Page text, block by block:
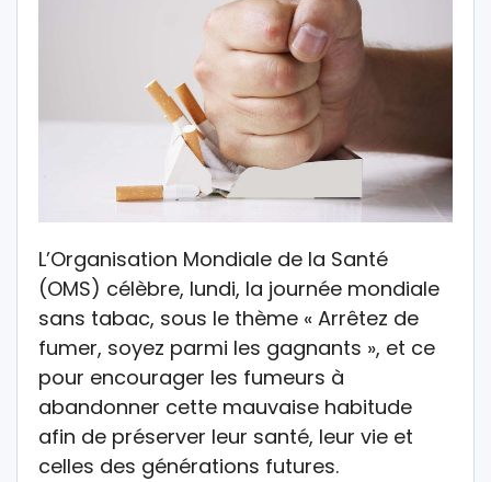
L’Organisation Mondiale de la Santé
(OMS) célèbre, lundi, la journée mondiale
sans tabac, sous le thème « Arrêtez de
fumer, soyez parmi les gagnants », et ce
pour encourager les fumeurs à
abandonner cette mauvaise habitude
afin de préserver leur santé, leur vie et
celles des générations futures.